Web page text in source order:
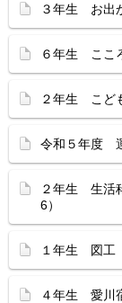
３年生 お出
６年生 ここ
２年生 こど
令和５年度
２年生 生活
6）
１年生 図工
４年生 愛川